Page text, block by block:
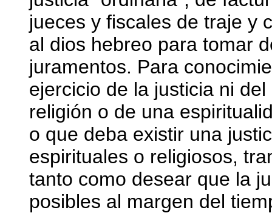
jueces y fiscales de traje y
al dios hebreo para tomar
juramentos. Para
ejercicio de la justicia ni
religión o de una
o que deba existir una
espirituales o religiosos,
tanto como desear que la
posibles al margen del